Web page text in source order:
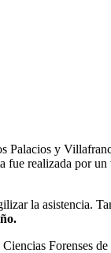
Palacios y
realizada por
la asistencia.
Forenses